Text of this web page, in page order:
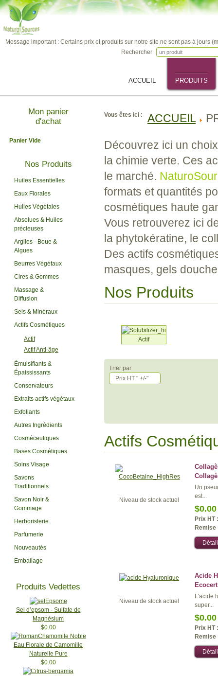
Message important : Certains prix et produits sur notre site ne sont pas à jours
Rechercher
ACCUEIL PRODUITS
Mon panier
d'achat
Panier Vide
Nos Produits
Huiles Essentielles
Eaux Florales
Huiles Végétales
Absolues & Huiles
précieuses
Argiles - Boue &
Algues
Beurres Végétaux
Cires & Gommes
Massage &
Diffusion
Sels & Minéraux
Actifs Cosmétiques
Actif
Actif Anti-âge
Émulsifiants &
Épaississants
Conservateurs
Extraits actifs végétaux
Exfoliants
Autres Ingrédients
Cosméceutiques
Bases Cosmétiques
Soins Visage
Savons
Traditionnels
Savon Noir &
Gommage
Herboristerie
Parfumerie
Nouveautés
Emballage
Produits Vedettes
Sel d’epsom - Sulfate de
Magnésium
$0.00
Eau Florale de Camomille
Naturelle Pure
$0.00
Vous êtes ici : ACCUEIL
Découvrez ici un
la chimie verte. Ces
le marché.
formats et quantités
cosmétiques haute
Vous retrouverez ici
la phytokératine, le
Des actifs
masques, gels
Nos Produits
Actif
Trier par
Prix HT " +/-"
Actifs
Niveau de stock actuel
Un
est...
$0.00
Prix HT
Remise
Niveau de stock actuel
Acide
Ecocert
L'acide
super...
$0.00
Prix HT